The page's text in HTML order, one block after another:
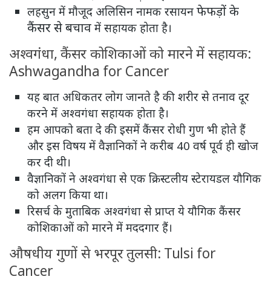
लहसुन में मौजूद अलिसिन नामक रसायन फेफड़ों के
कैंसर से बचाव में सहायक होता है।
अश्वगंधा, कैंसर कोशिकाओं को मारने में सहायक:
Ashwagandha for Cancer
यह बात अधिकतर लोग जानते है की शरीर से तनाव दूर
करने में अश्वगंधा सहायक होता है।
हम आपको बता दे की इसमें कैंसर रोधी गुण भी होते हैं
और इस विषय में वैज्ञानिकों ने करीब 40 वर्ष पूर्व ही खोज
कर दी थी।
वैज्ञानिकों ने अश्वगंधा से एक क्रिस्टलीय स्टेरायडल यौगिक
को अलग किया था।
रिसर्च के मुताबिक अश्वगंधा से प्राप्त ये यौगिक कैंसर
कोशिकाओं को मारने में मददगार हैं।
औषधीय गुणों से भरपूर तुलसी: Tulsi for
Cancer